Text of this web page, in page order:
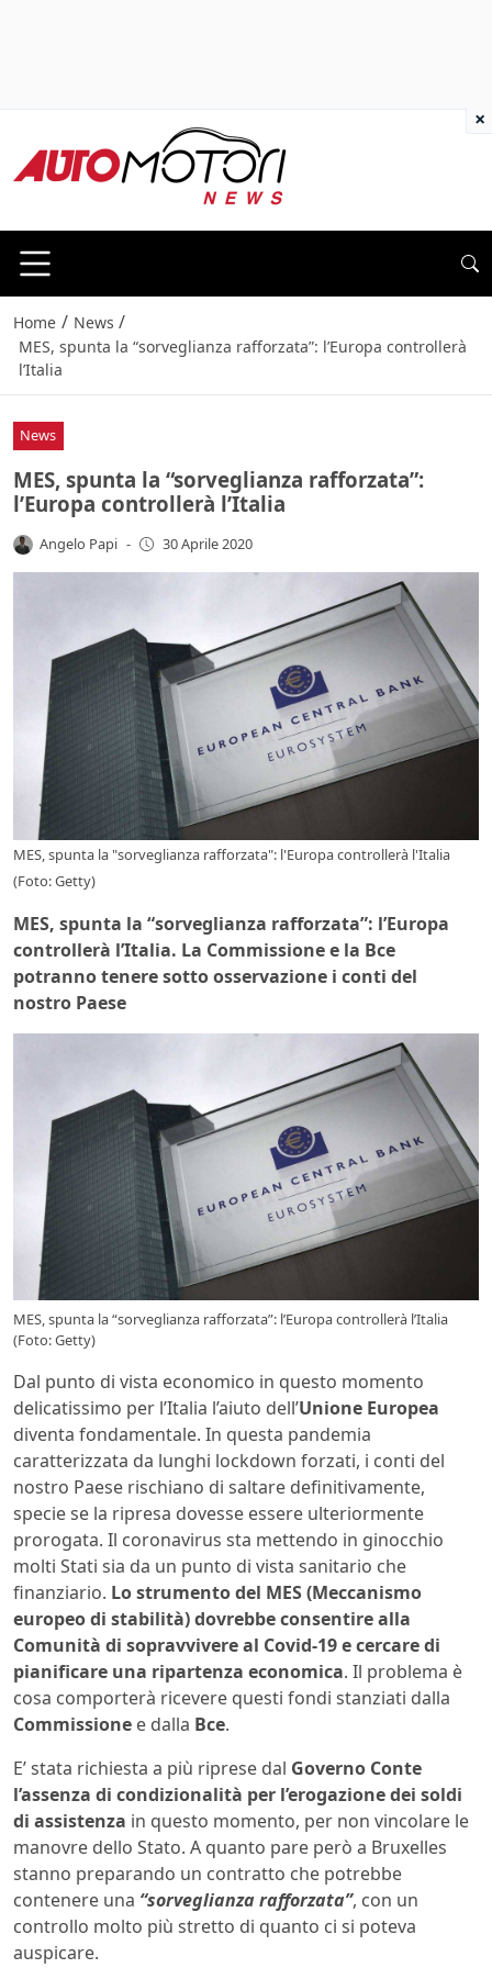
Home / News /
MES, spunta la “sorveglianza rafforzata”: l’Europa controllerà
l’Italia
News
MES, spunta la “sorveglianza rafforzata”:
l’Europa controllerà l’Italia
Angelo Papi - 30 Aprile 2020
MES, spunta la "sorveglianza rafforzata": l'Europa controllerà l'Italia
(Foto: Getty)
MES, spunta la “sorveglianza rafforzata”: l’Europa
controllerà l’Italia. La Commissione e la Bce
potranno tenere sotto osservazione i conti del
nostro Paese
MES, spunta la “sorveglianza rafforzata”: l’Europa controllerà l’Italia
(Foto: Getty)
Dal punto di vista economico in questo momento
delicatissimo per l’Italia l’aiuto dell’Unione Europea
diventa fondamentale. In questa pandemia
caratterizzata da lunghi lockdown forzati, i conti del
nostro Paese rischiano di saltare definitivamente,
specie se la ripresa dovesse essere ulteriormente
prorogata. Il coronavirus sta mettendo in ginocchio
molti Stati sia da un punto di vista sanitario che
finanziario. Lo strumento del MES (Meccanismo
europeo di stabilità) dovrebbe consentire alla
Comunità di sopravvivere al Covid-19 e cercare di
pianificare una ripartenza economica. Il problema è
cosa comporterà ricevere questi fondi stanziati dalla
Commissione e dalla Bce.
E’ stata richiesta a più riprese dal Governo Conte
l’assenza di condizionalità per l’erogazione dei soldi
di assistenza in questo momento, per non vincolare le
manovre dello Stato. A quanto pare però a Bruxelles
stanno preparando un contratto che potrebbe
contenere una “sorveglianza rafforzata”, con un
controllo molto più stretto di quanto ci si poteva
auspicare.
×